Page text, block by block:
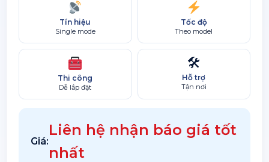
Tín hiệu
Single mode
Tốc độ
Theo model
Thi công
Dễ lắp đặt
🛠
Hỗ trợ
Tận nơi
Giá:
Liên hệ nhận báo giá tốt
nhất